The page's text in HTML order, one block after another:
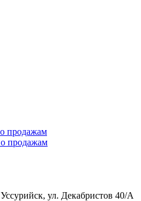
продажам
продажам
ул. Декабристов 40/А